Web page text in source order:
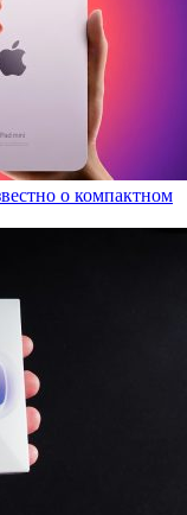
о компактном